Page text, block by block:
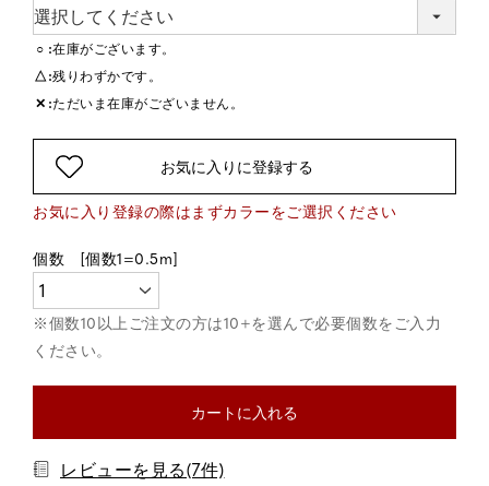
○ 在庫がございます。
△ 残りわずかです。
✕ ただいま在庫がございません。
お気に入りに登録する
カートに入れる
レビューを見る(7件)